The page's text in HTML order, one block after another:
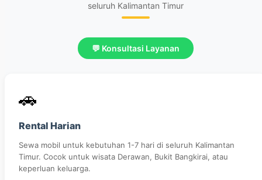
seluruh Kalimantan Timur
💬 Konsultasi Layanan
🚗
Rental Harian
Sewa mobil untuk kebutuhan 1-7 hari di seluruh Kalimantan
Timur. Cocok untuk wisata Derawan, Bukit Bangkirai, atau
keperluan keluarga.